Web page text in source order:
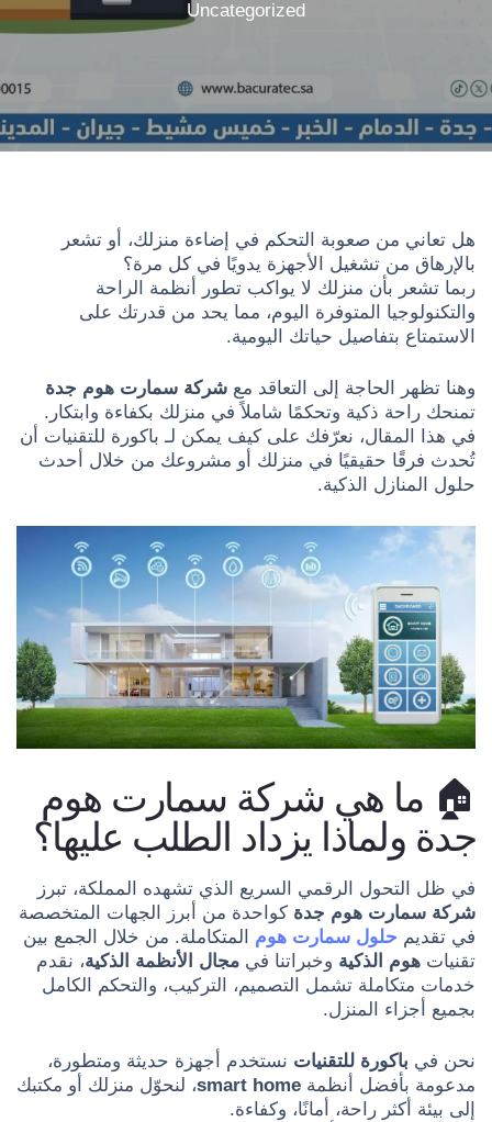
Uncategorized
هل تعاني من صعوبة التحكم في إضاءة منزلك، أو تشعر
بالإرهاق من تشغيل الأجهزة يدويًا في كل مرة؟
ربما تشعر بأن منزلك لا يواكب تطور أنظمة الراحة
والتكنولوجيا المتوفرة اليوم، مما يحد من قدرتك على
الاستمتاع بتفاصيل حياتك اليومية.
وهنا تظهر الحاجة إلى التعاقد مع شركة سمارت هوم جدة
تمنحك راحة ذكية وتحكمًا شاملاً في منزلك بكفاءة وابتكار.
في هذا المقال، نعرّفك على كيف يمكن لـ باكورة للتقنيات أن
تُحدث فرقًا حقيقيًا في منزلك أو مشروعك من خلال أحدث
حلول المنازل الذكية.
🏠 ما هي شركة سمارت هوم
جدة ولماذا يزداد الطلب عليها؟
في ظل التحول الرقمي السريع الذي تشهده المملكة، تبرز
شركة سمارت هوم جدة كواحدة من أبرز الجهات المتخصصة
في تقديم حلول سمارت هوم المتكاملة. من خلال الجمع بين
تقنيات هوم الذكية وخبراتنا في مجال الأنظمة الذكية، نقدم
خدمات متكاملة تشمل التصميم، التركيب، والتحكم الكامل
بجميع أجزاء المنزل.
نحن في باكورة للتقنيات نستخدم أجهزة حديثة ومتطورة،
مدعومة بأفضل أنظمة smart home، لنحوّل منزلك أو مكتبك
إلى بيئة أكثر راحة، أمانًا، وكفاءة.